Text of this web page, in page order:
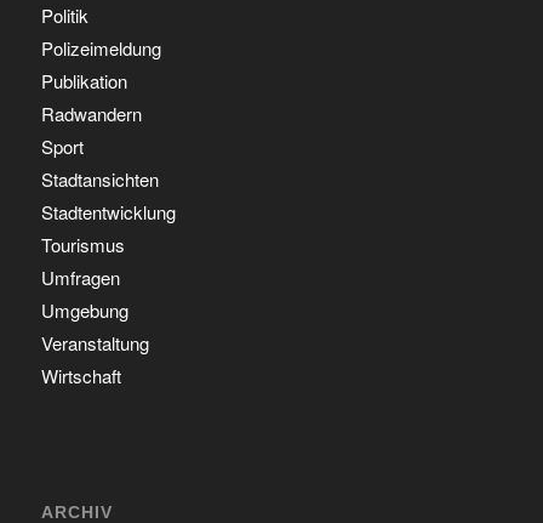
Politik
Polizeimeldung
Publikation
Radwandern
Sport
Stadtansichten
Stadtentwicklung
Tourismus
Umfragen
Umgebung
Veranstaltung
Wirtschaft
ARCHIV